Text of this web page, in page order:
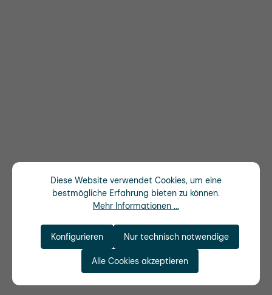
Diese Website verwendet Cookies, um eine
bestmögliche Erfahrung bieten zu können.
Mehr Informationen ...
Nur technisch notwendige
Konfigurieren
Alle Cookies akzeptieren